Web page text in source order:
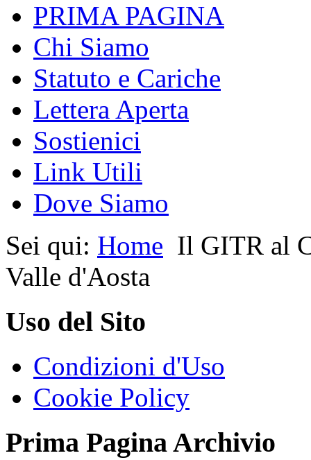
PRIMA PAGINA
Chi Siamo
Statuto e Cariche
Lettera Aperta
Sostienici
Link Utili
Dove Siamo
Sei qui: Home Il GITR al
Valle d'Aosta
Uso del Sito
Condizioni d'Uso
Cookie Policy
Prima Pagina Archivio